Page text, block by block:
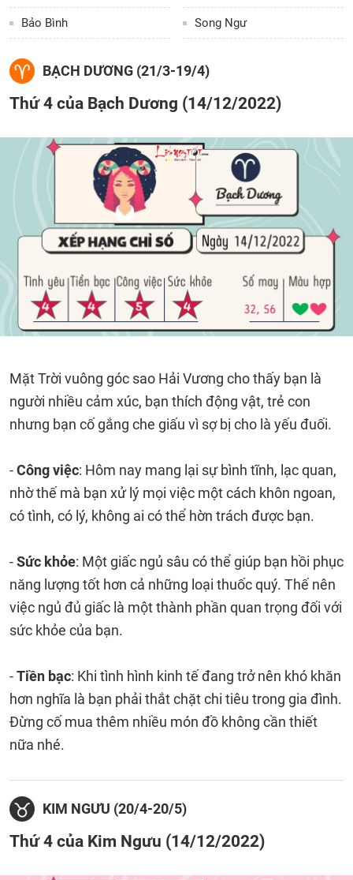
Bảo Bình Song Ngư
BẠCH DƯƠNG (21/3-19/4)
Thứ 4 của Bạch Dương (14/12/2022)
Mặt Trời vuông góc sao Hải Vương cho thấy bạn là
người nhiều cảm xúc, bạn thích động vật, trẻ con
nhưng bạn cố gắng che giấu vì sợ bị cho là yếu đuối.
-Công việc: Hôm nay mang lại sự bình tĩnh, lạc quan,
nhờ thế mà bạn xử lý mọi việc một cách khôn ngoan,
có tình, có lý, không ai có thể hờn trách được bạn.
-Sức khỏe: Một giấc ngủ sâu có thể giúp bạn hồi phục
năng lượng tốt hơn cả những loại thuốc quý. Thế nên
việc ngủ đủ giấc là một thành phần quan trọng đối với
sức khỏe của bạn.
-Tiền bạc: Khi tình hình kinh tế đang trở nên khó khăn
hơn nghĩa là bạn phải thắt chặt chi tiêu trong gia đình.
Đừng cố mua thêm nhiều món đồ không cần thiết
nữa nhé.
KIM NGƯU (20/4-20/5)
Thứ 4 của Kim Ngưu (14/12/2022)